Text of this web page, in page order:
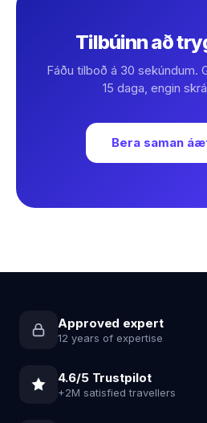
Tilbúinn að
Fáðu tilboð á 30 sekúndum.
15 daga, engin
Bera saman
Approved expert
12 years of expertise
4.6/5 Trustpilot
+2M satisfied travellers